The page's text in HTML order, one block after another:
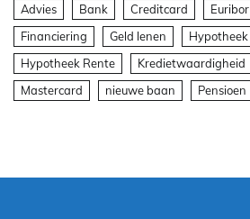
Advies Bank Creditcard Euribor
Financiering
Geld lenen Hypotheek
Hypotheek Rente
Kredietwaardigheid
Mastercard
nieuwe baan Pensioen